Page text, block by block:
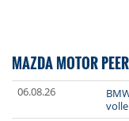
MAZDA MOTOR
06.08.26